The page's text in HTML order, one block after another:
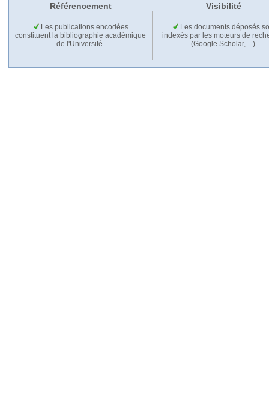
Référencement Visibilité
Les publications encodées
constituent la bibliographie académique
de l'Université.
Les documents déposés
indexés par les moteurs de
(Google Scholar,…).